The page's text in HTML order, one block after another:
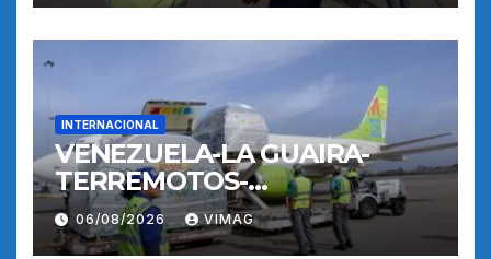
INTERNACIONAL
VENEZUELA-LA GUAIRA-
TERREMOTOS-
OPERACIONES AEREAS
06/08/2026 VIMAG